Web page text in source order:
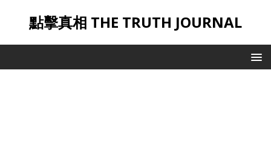
點擊真相 THE TRUTH JOURNAL